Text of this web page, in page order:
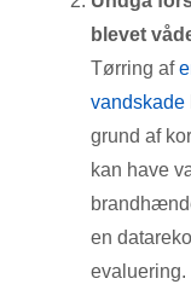
blevet
Tørring af
vandskade
grund af
kan have
en